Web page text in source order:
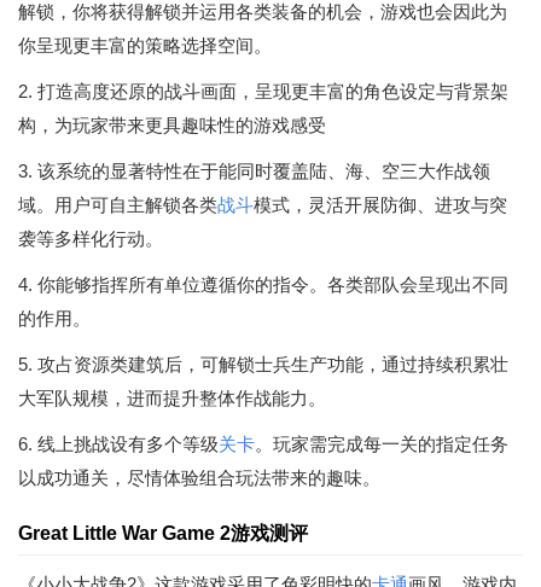
解锁，你将获得解锁并运用各类装备的机会，游戏也会因此为
你呈现更丰富的策略选择空间。
2. 打造高度还原的战斗画面，呈现更丰富的角色设定与背景架
构，为玩家带来更具趣味性的游戏感受
3. 该系统的显著特性在于能同时覆盖陆、海、空三大作战领
域。用户可自主解锁各类战斗模式，灵活开展防御、进攻与突
袭等多样化行动。
4. 你能够指挥所有单位遵循你的指令。各类部队会呈现出不同
的作用。
5. 攻占资源类建筑后，可解锁士兵生产功能，通过持续积累壮
大军队规模，进而提升整体作战能力。
6. 线上挑战设有多个等级关卡。玩家需完成每一关的指定任务
以成功通关，尽情体验组合玩法带来的趣味。
Great Little War Game 2游戏测评